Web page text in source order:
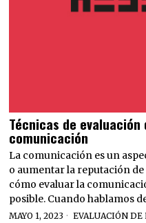
Técnicas de
comunicación
La comunicación es un
o aumentar la reputación
cómo evaluar la
posible. Cuando hablamos
MAYO 1, 2023 EVALUACIÓN